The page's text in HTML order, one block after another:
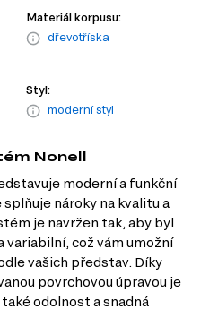
Materiál korpusu:
dřevotříska
Styl:
moderní styl
Nonell
moderní a funkční
nároky na kvalitu a
je navržen tak, aby byl
což vám umožní
vašich představ. Díky
povrchovou úpravou je
odolnost a snadná